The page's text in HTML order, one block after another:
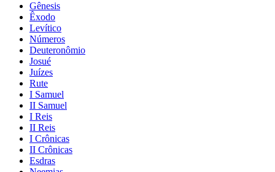
Gênesis
Êxodo
Levítico
Números
Deuteronômio
Josué
Juízes
Rute
I Samuel
II Samuel
I Reis
II Reis
I Crônicas
II Crônicas
Esdras